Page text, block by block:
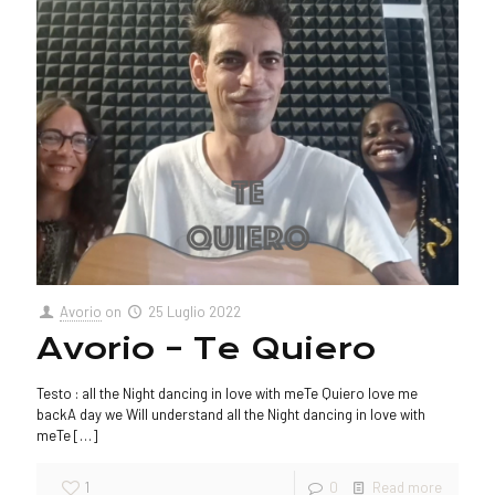
Avorio on 25 Luglio 2022
Avorio – Te Quiero
Testo : all the Night dancing in love with meTe Quiero love me
backA day we Will understand all the Night dancing in love with
meTe[…]
1 0 Read more